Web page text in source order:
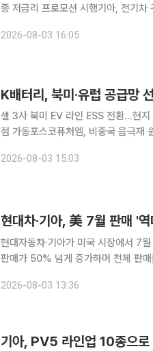
종 저금리 프로모션 시행기아, 전기
르게 영향력을 키우면서 현대자동차
2026-08-03 16:05
K배터리, 북미·유럽 공급망
셀 3사 북미 EV 라인 ESS 전환…현지
점 가동포스코퓨처엠, 비중국 음극재 원료망 앞세워 수주
을 에너지저장장치(ESS)용으로 전환
2026-08-03 15:03
현대차·기아, 美 7월 판매 '
현대자동차·기아가 미국 시장에서 7
판매가 50% 넘게 증가하며 전체 판
5.0% 증가했다고 3일 밝혔다. 현대
2026-08-03 13:36
기아, PV5 라인업 10종으